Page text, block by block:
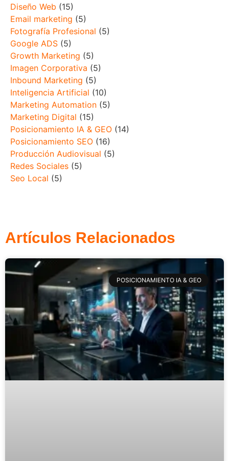
Diseño Web (15)
Email marketing (5)
Fotografía Profesional (5)
Google ADS (5)
Growth Marketing (5)
Imagen Corporativa (5)
Inbound Marketing (5)
Inteligencia Artificial (10)
Marketing Automation (5)
Marketing Digital (15)
Posicionamiento IA & GEO (14)
Posicionamiento SEO (16)
Producción Audiovisual (5)
Redes Sociales (5)
Seo Local (5)
Artículos Relacionados
POSICIONAMIENTO IA & GEO